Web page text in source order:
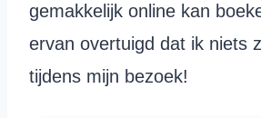
gemakkelijk online kan
ervan overtuigd dat ik niets
tijdens mijn bezoek!